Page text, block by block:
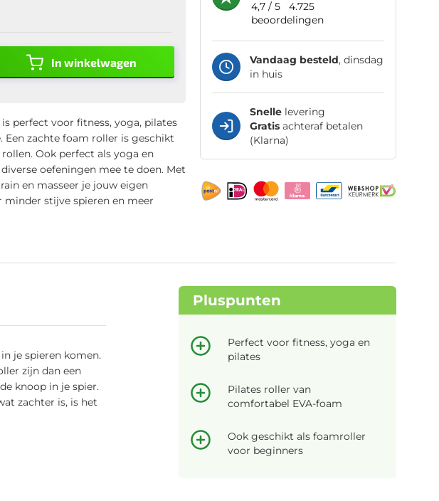
In winkelwagen
perfect voor fitness, yoga, pilates
Een zachte foam roller is geschikt
Ook perfect als yoga en
oefeningen mee te doen. Met
en masseer je jouw eigen
stijve spieren en meer
4,7/ 5
4.725
beoordelingen
Vandaag besteld, dinsdag
in huis
Snellelevering
Gratisachteraf betalen
(Klarna)
je spieren komen.
zijn dan een
knoop in je spier.
zachter is, is het
Pluspunten
Perfect voor fitness, yoga en
pilates
Pilates roller van
comfortabel EVA-foam
Ook geschikt als foamroller
voor beginners